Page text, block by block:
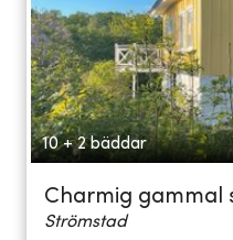
10 + 2 bäddar
Charmig gammal
Strömstad